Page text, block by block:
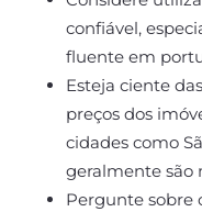
confiável,
fluente em
Esteja ciente
preços dos
cidades como
geralmente são
Pergunte sobre